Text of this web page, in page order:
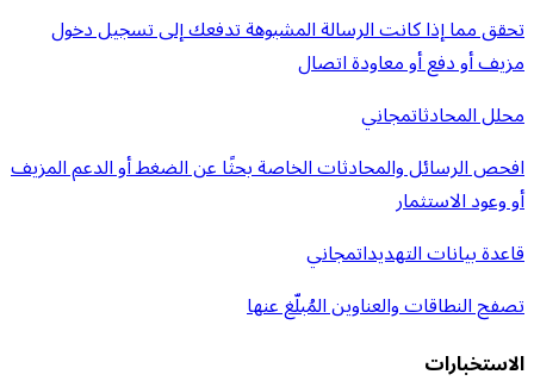
تحقق مما إذا كانت الرسالة المشبوهة تدفعك إلى تسجيل دخول
مزيف أو دفع أو معاودة اتصال
محلل المحادثاتمجاني
افحص الرسائل والمحادثات الخاصة بحثًا عن الضغط أو الدعم المزيف
أو وعود الاستثمار
قاعدة بيانات التهديداتمجاني
تصفح النطاقات والعناوين المُبلّغ عنها
الاستخبارات